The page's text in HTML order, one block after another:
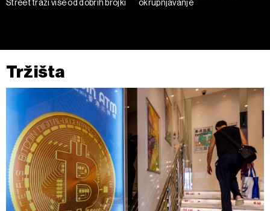
Street traži više od dobrih brojki
okrupnjavanje
Tržišta